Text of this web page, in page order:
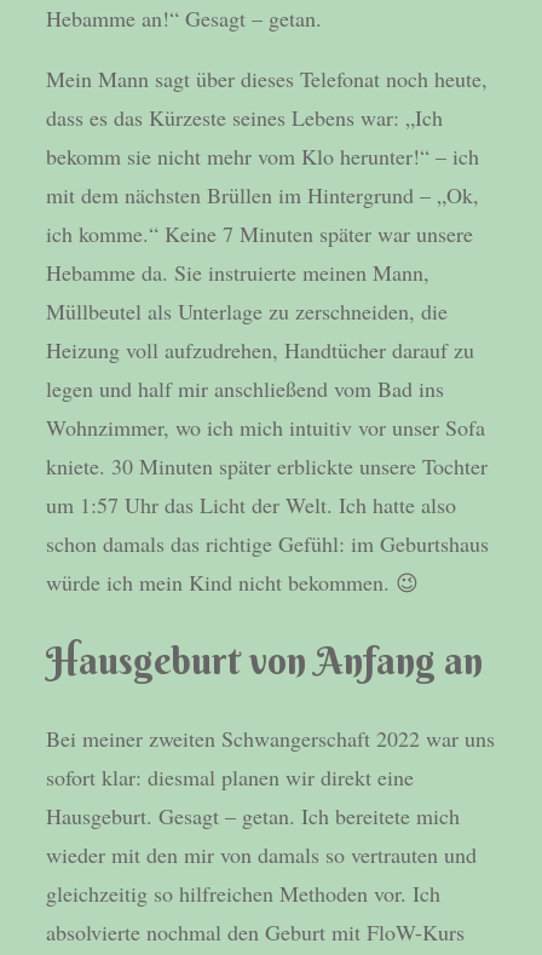
Hebamme an!“ Gesagt – getan.
Mein Mann sagt über dieses Telefonat noch heute,
dass es das Kürzeste seines Lebens war: „Ich
bekomm sie nicht mehr vom Klo herunter!“ – ich
mit dem nächsten Brüllen im Hintergrund – „Ok,
ich komme.“ Keine 7 Minuten später war unsere
Hebamme da. Sie instruierte meinen Mann,
Müllbeutel als Unterlage zu zerschneiden, die
Heizung voll aufzudrehen, Handtücher darauf zu
legen und half mir anschließend vom Bad ins
Wohnzimmer, wo ich mich intuitiv vor unser Sofa
kniete. 30 Minuten später erblickte unsere Tochter
um 1:57 Uhr das Licht der Welt. Ich hatte also
schon damals das richtige Gefühl: im Geburtshaus
würde ich mein Kind nicht bekommen. 😉
Hausgeburt von Anfang an
Bei meiner zweiten Schwangerschaft 2022 war uns
sofort klar: diesmal planen wir direkt eine
Hausgeburt. Gesagt – getan. Ich bereitete mich
wieder mit den mir von damals so vertrauten und
gleichzeitig so hilfreichen Methoden vor. Ich
absolvierte nochmal den Geburt mit FloW-Kurs